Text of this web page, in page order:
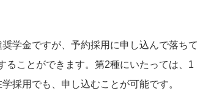
学金ですが、予約採用に申し込んで落ちて
ることができます。第2種にいたっては、1
採用でも、申し込むことが可能です。